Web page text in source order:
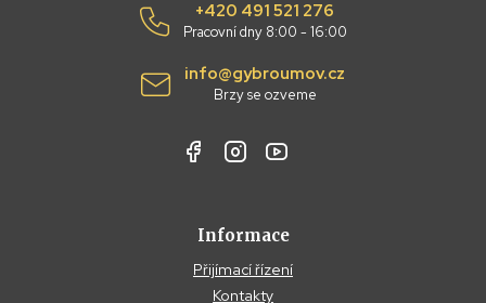
+420 491 521 276
Pracovní dny 8:00 - 16:00
info@gybroumov.cz
Brzy se ozveme
Informace
Přijímací řízení
Kontakty